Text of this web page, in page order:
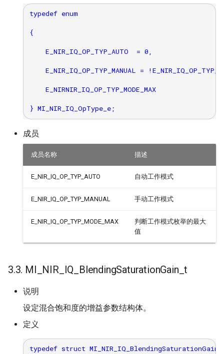
typedef enum
{
    E_NIR_IQ_OP_TYP_AUTO  = 0,
E_NIR_IQ_OP_TYP_MANUAL =
    E_NIRNIR_IQ_OP_TYP_MODE_MAX
成员
成员名称 描述
E_NIR_IQ_OP_TYP_AUTO 自动工作模式
E_NIR_IQ_OP_TYP_MANUAL 手动工作模式
E_NIR_IQ_OP_TYP_MODE_MAX
判断工作模式枚举的最大
值
3.3. MI_NIR_IQ_BlendingSaturationGain_t
说明
设定混合饱和度的增益参数结构体。
定义
typedef struct